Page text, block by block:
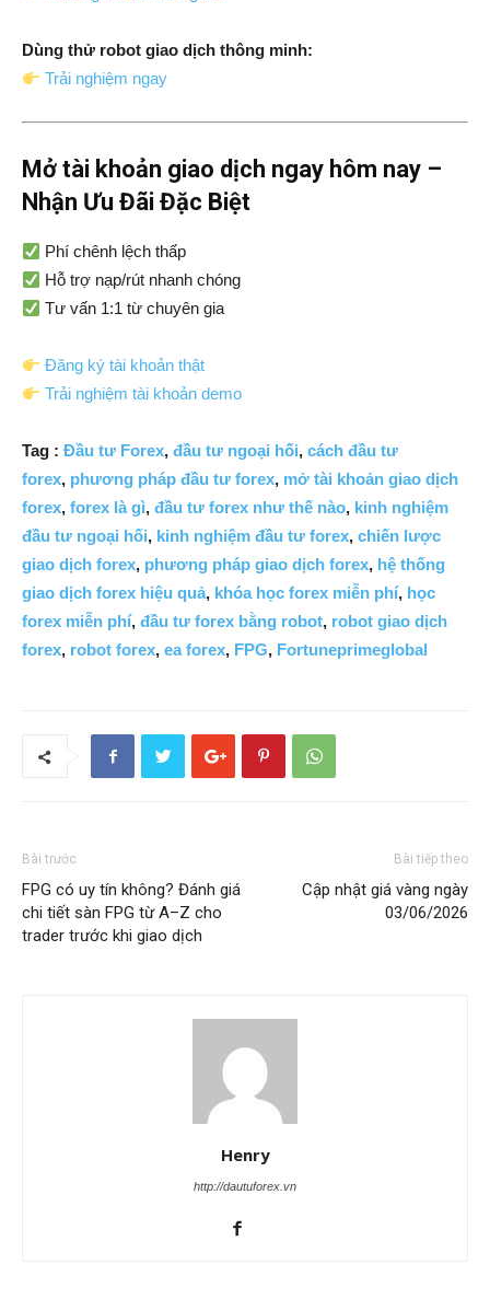
Dùng thử robot giao dịch thông minh:
Trải nghiệm ngay
Mở tài khoản giao dịch ngay hôm nay –
Nhận Ưu Đãi Đặc Biệt
Phí chênh lệch thấp
Hỗ trợ nạp/rút nhanh chóng
Tư vấn 1:1 từ chuyên gia
Đăng ký tài khoản thật
Trải nghiệm tài khoản demo
Tag : Đầu tư Forex, đầu tư ngoại hối, cách đầu tư
forex, phương pháp đầu tư forex, mở tài khoản giao dịch
forex, forex là gì, đầu tư forex như thế nào, kinh nghiệm
đầu tư ngoại hối, kinh nghiệm đầu tư forex, chiến lược
giao dịch forex, phương pháp giao dịch forex, hệ thống
giao dịch forex hiệu quả, khóa học forex miễn phí, học
forex miễn phí, đầu tư forex bằng robot, robot giao dịch
forex, robot forex, ea forex, FPG, Fortuneprimeglobal
Bài trước
FPG có uy tín không? Đánh giá
chi tiết sàn FPG từ A–Z cho
trader trước khi giao dịch
Bài tiếp theo
Cập nhật giá vàng ngày
03/06/2026
Henry
http://dautuforex.vn